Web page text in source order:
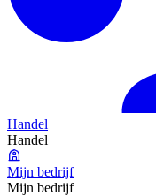
Handel
Handel
Mijn bedrijf
Mijn bedrijf